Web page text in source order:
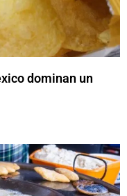
dominan un